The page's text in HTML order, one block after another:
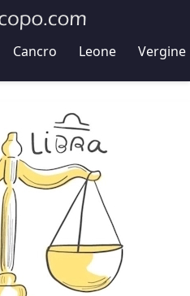
Cancro Leone Vergine